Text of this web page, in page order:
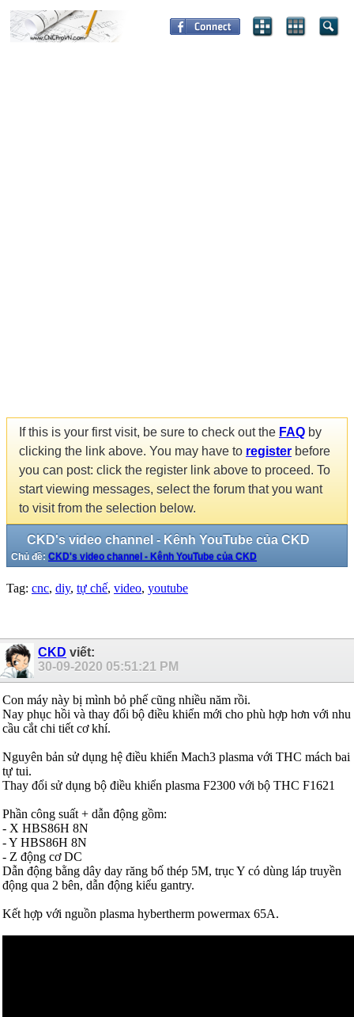
If this is your first visit, be sure to check out the FAQ by
clicking the link above. You may have to register before
you can post: click the register link above to proceed. To
start viewing messages, select the forum that you want
to visit from the selection below.
CKD's video channel - Kênh YouTube của CKD
Chủ đề: CKD's video channel - Kênh YouTube của CKD
Tag: cnc, diy, tự chế, video, youtube
CKD viết:
30-09-2020 05:51:21 PM
Con máy này bị mình bỏ phế cũng nhiều năm rồi.
Nay phục hồi và thay đổi bộ điều khiển mới cho phù hợp hơn với nhu
cầu cắt chi tiết cơ khí.
Nguyên bản sử dụng hệ điều khiển Mach3 plasma với THC mách bai
tự tui.
Thay đổi sử dụng bộ điều khiển plasma F2300 với bộ THC F1621
Phần công suất + dẫn động gồm:
- X HBS86H 8N
- Y HBS86H 8N
- Z động cơ DC
Dẫn động bằng dây day răng bố thép 5M, trục Y có dùng láp truyền
động qua 2 bên, dẫn động kiểu gantry.
Kết hợp với nguồn plasma hybertherm powermax 65A.